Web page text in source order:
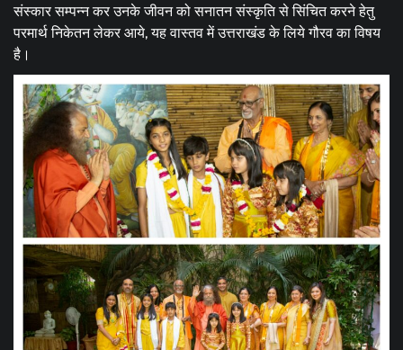
संस्कार सम्पन्न कर उनके जीवन को सनातन संस्कृति से सिंचित करने हेतु
परमार्थ निकेतन लेकर आये, यह वास्तव में उत्तराखंड के लिये गौरव का विषय
है।